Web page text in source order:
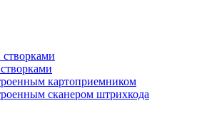
картоприемником
сканером штрихкода